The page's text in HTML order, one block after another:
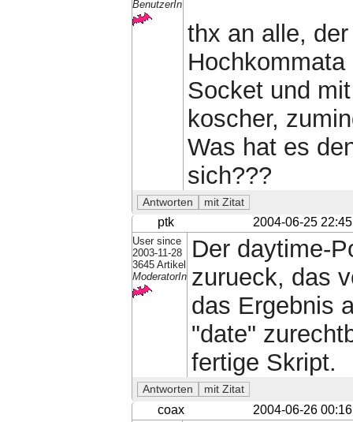
BenutzerIn
thx an alle,
Socket und
koscher,
Was hat es
sich???
ptk 2004-06-25 22:45
User since
2003-11-28
3645 Artikel
ModeratorIn
Der daytime-
zurueck, das
das Ergebnis
"date"
fertige Skript.
coax 2004-06-26 00:16